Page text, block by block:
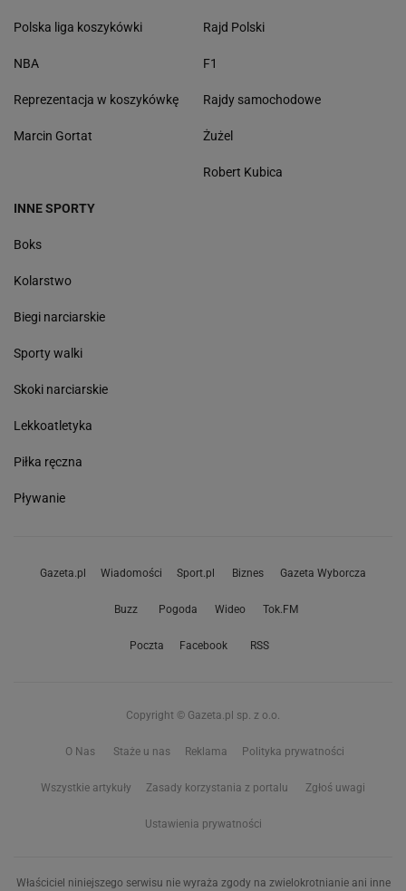
Polska liga koszykówki
NBA
Reprezentacja w koszykówkę
Marcin Gortat
Rajd Polski
F1
Rajdy samochodowe
Żużel
Robert Kubica
INNE SPORTY
Boks
Kolarstwo
Biegi narciarskie
Sporty walki
Skoki narciarskie
Lekkoatletyka
Piłka ręczna
Pływanie
Gazeta.pl Wiadomości Sport.pl Biznes Gazeta Wyborcza
Buzz Pogoda Wideo Tok.FM
Poczta Facebook RSS
Copyright © Gazeta.pl sp. z o.o.
O Nas Staże u nas Reklama Polityka prywatności
Wszystkie artykuły Zasady korzystania z portalu Zgłoś uwagi
Ustawienia prywatności
Właściciel niniejszego serwisu nie wyraża zgody na zwielokrotnianie ani inne